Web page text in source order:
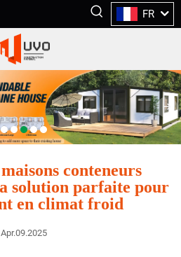
FR
conteneurs
solution parfaite pour
en climat froid
Apr.09.2025